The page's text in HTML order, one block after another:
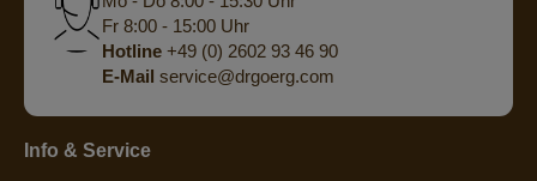
Fr 8:00 - 15:00 Uhr
Hotline +49 (0) 2602 93 46 90
E-Mail service@drgoerg.com
Info & Service